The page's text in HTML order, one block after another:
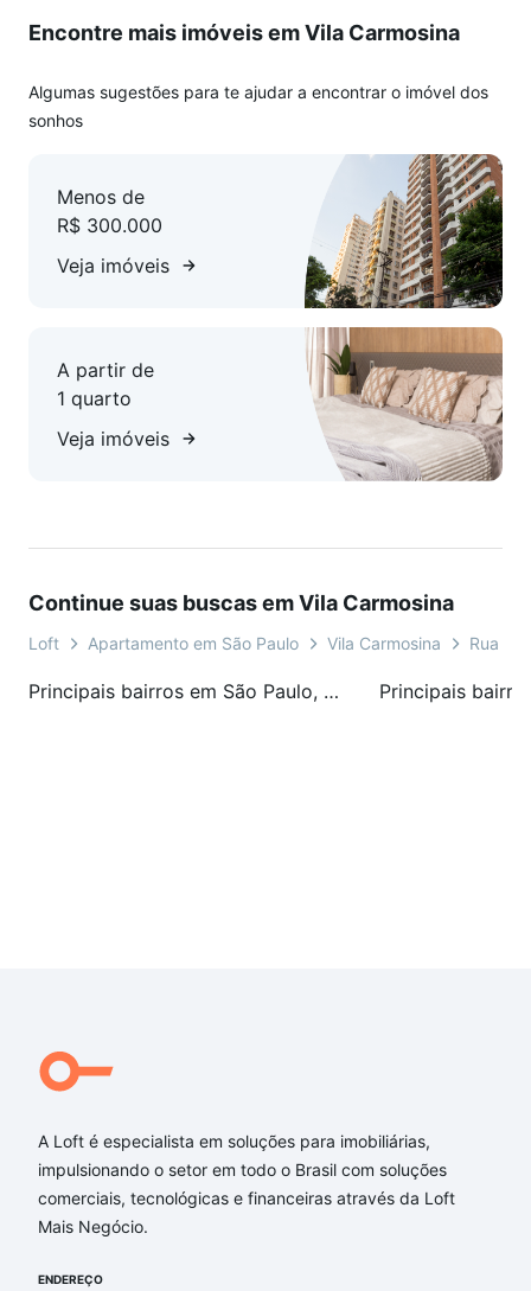
- Quadra de esportes
- Academia equipada.
- Churrasqueira para o churrasco do fim de semana.
- Playground e Brinquedoteca para a alegria das crianças.
- Mercadinho 24 horas
- Segurança Total: Portaria 24h e elevadores (social e
Localização Imbatível (Faça tudo a pé!):
Mobilidade e saúde são os pontos fortes deste imóvel:
Transporte: Próximo à Estação Dom Bosco e ao Terminal E.T.
Encontre mais imóveis em Vila Carmosina
Algumas sugestões para te ajudar a encontrar o imóvel dos
sonhos
Menos de
R$ 300.000
Veja imóveis
A partir de
1 quarto
Veja imóveis
Continue suas buscas em Vila Carmosina
Loft Apartamento em São Paulo Vila Carmosina Rua
Principais bairros em São Paulo, SP
A Loft é especialista em soluções para imobiliárias,
impulsionando o setor em todo o Brasil com soluções
comerciais, tecnológicas e financeiras através da Loft
Mais Negócio.
ENDEREÇO